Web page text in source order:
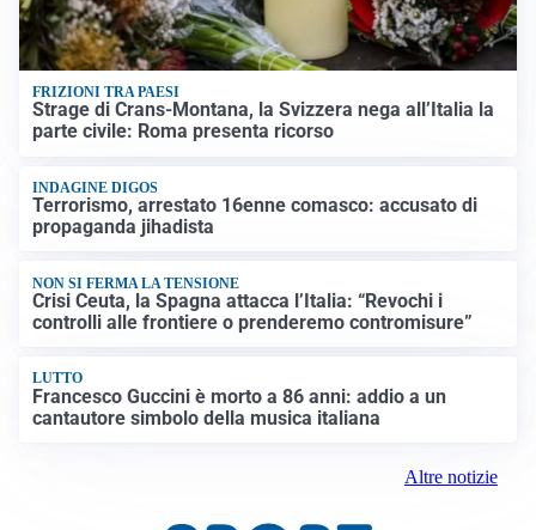
FRIZIONI TRA PAESI
Strage di Crans-Montana, la Svizzera nega all’Italia la
parte civile: Roma presenta ricorso
INDAGINE DIGOS
Terrorismo, arrestato 16enne comasco: accusato di
propaganda jihadista
NON SI FERMA LA TENSIONE
Crisi Ceuta, la Spagna attacca l’Italia: “Revochi i
controlli alle frontiere o prenderemo contromisure”
LUTTO
Francesco Guccini è morto a 86 anni: addio a un
cantautore simbolo della musica italiana
Altre notizie